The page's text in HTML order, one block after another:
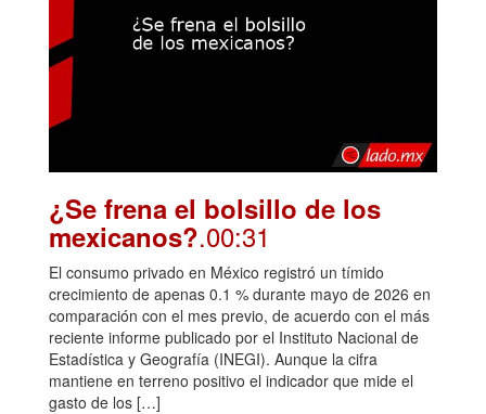
¿Se frena el bolsillo de los
mexicanos?.00:31
El consumo privado en México registró un tímido
crecimiento de apenas 0.1 % durante mayo de 2026 en
comparación con el mes previo, de acuerdo con el más
reciente informe publicado por el Instituto Nacional de
Estadística y Geografía (INEGI). Aunque la cifra
mantiene en terreno positivo el indicador que mide el
gasto de los […]